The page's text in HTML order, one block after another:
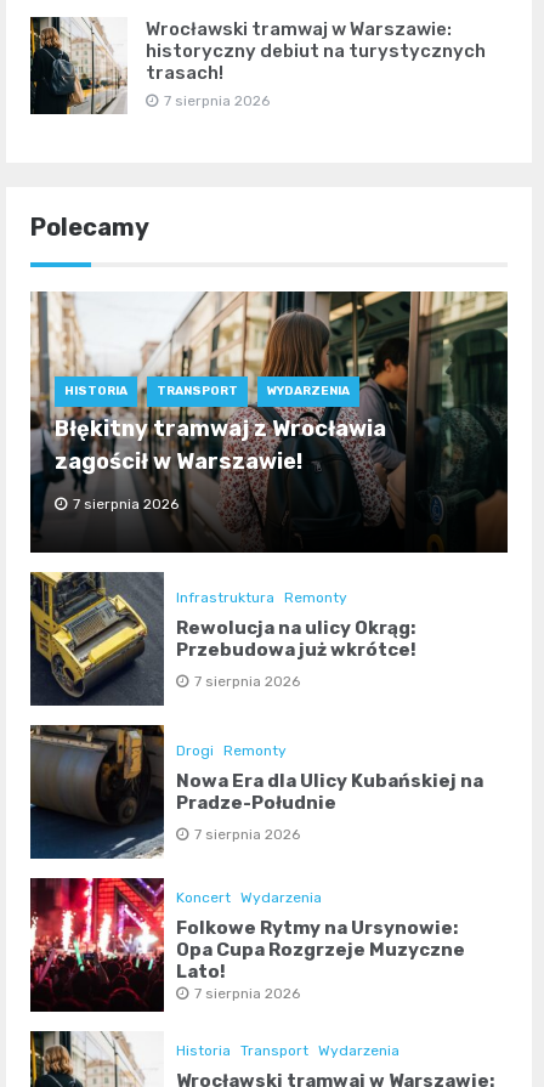
Wrocławski tramwaj w Warszawie:
historyczny debiut na turystycznych
trasach!
7 sierpnia 2026
Polecamy
HISTORIA TRANSPORT WYDARZENIA
Błękitny tramwaj z Wrocławia
zagościł w Warszawie!
7 sierpnia 2026
Infrastruktura Remonty
Rewolucja na ulicy Okrąg:
Przebudowa już wkrótce!
7 sierpnia 2026
Drogi Remonty
Nowa Era dla Ulicy Kubańskiej na
Pradze-Południe
7 sierpnia 2026
Koncert Wydarzenia
Folkowe Rytmy na Ursynowie:
Opa Cupa Rozgrzeje Muzyczne
Lato!
7 sierpnia 2026
Historia Transport Wydarzenia
Wrocławski tramwaj w Warszawie: